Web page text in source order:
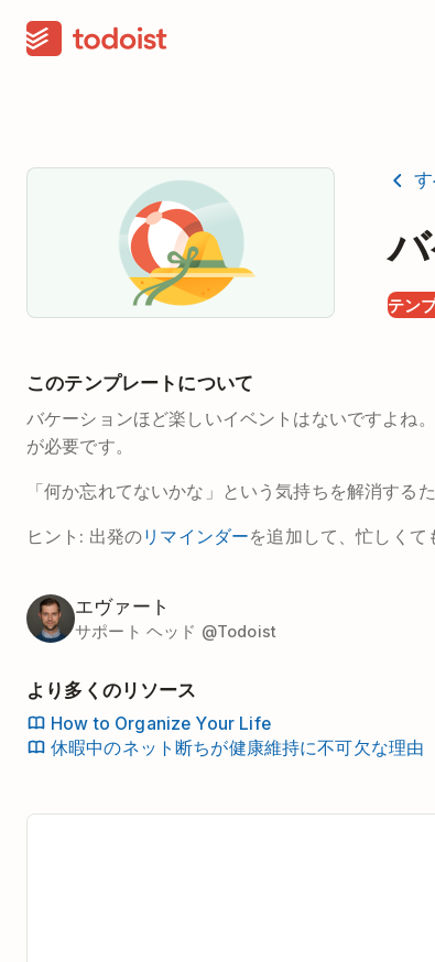
テン
このテンプレートについて
バケーションほど楽しいイベントはないですよね
が必要です。
「何か忘れてないかな」という気持ちを解消する
ヒント: 出発のリマインダーを追加して、忙しくて
エヴァート
サポート ヘッド @Todoist
より多くのリソース
How to Organize Your Life
休暇中のネット断ちが健康維持に不可欠な理由